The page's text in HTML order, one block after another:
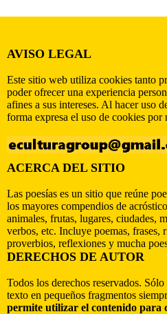
AVISO LEGAL
Este sitio web utiliza cookies tanto
poder ofrecer una experiencia
afines a sus intereses. Al hacer uso
forma expresa el uso de cookies por
ACERCA DEL SITIO
Las poesías es un sitio que reúne
los mayores compendios de
animales, frutas, lugares, ciudades,
verbos, etc. Incluye poemas, frases,
proverbios, reflexiones y mucha
DERECHOS DE AUTOR
Todos los derechos reservados.
texto en pequeños fragmentos
permite utilizar el contenido para